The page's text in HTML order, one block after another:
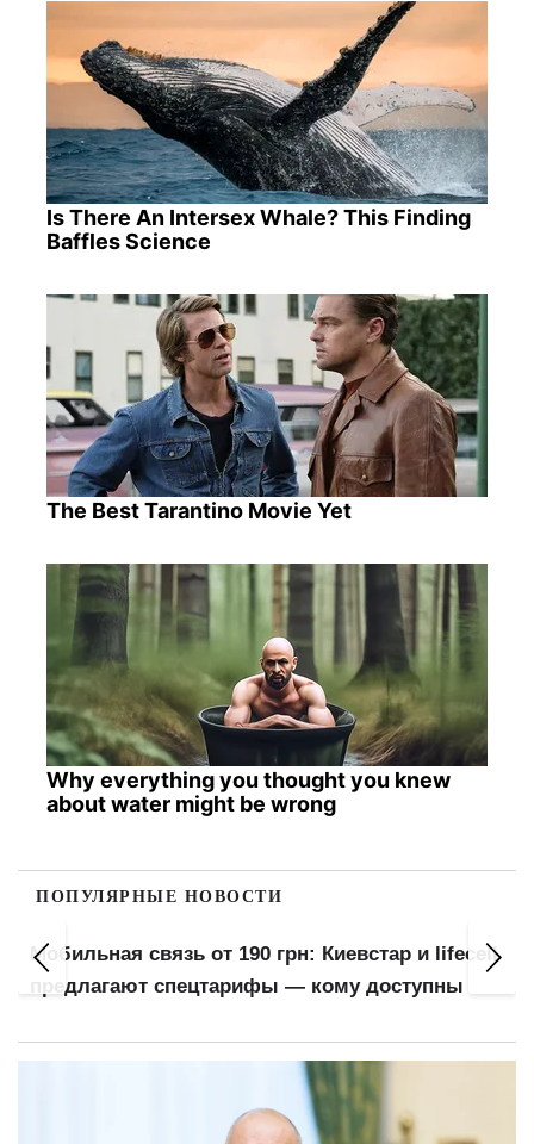
Is There An Intersex Whale? This Finding
Baffles Science
The Best Tarantino Movie Yet
Why everything you thought you knew
about water might be wrong
ПОПУЛЯРНЫЕ НОВОСТИ
Мобильная связь от 190 грн: Киевстар и lifecell
предлагают спецтарифы — кому доступны